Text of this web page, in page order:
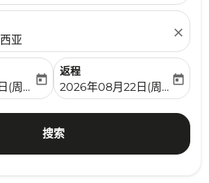
亚
close
date-aria-label
(周六)
today
返程
fc-booking-return-date-
2026年08月22日(周六)
today
搜索